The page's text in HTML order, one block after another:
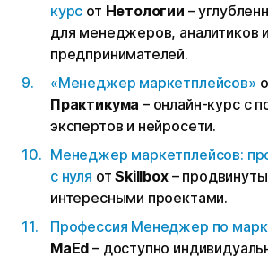
курс от Нетологии –
для менеджеров, аналитиков и
предпринимателей.
«Менеджер маркетплейсов»
Практикума– онлайн-курс с
экспертов и нейросети.
Менеджер маркетплейсов:
с нуля отSkillbox –
интересными проектами.
Профессия Менеджер по
MaEd– доступно